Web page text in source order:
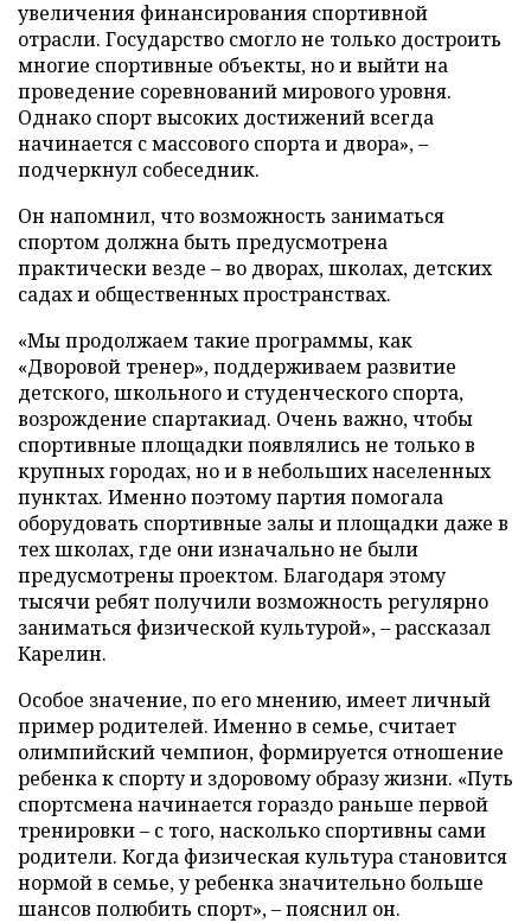
увеличения финансирования спортивной
отрасли. Государство смогло не только достроить
многие спортивные объекты, но и выйти на
проведение соревнований мирового уровня.
Однако спорт высоких достижений всегда
начинается с массового спорта и двора», –
подчеркнул собеседник.
Он напомнил, что возможность заниматься
спортом должна быть предусмотрена
практически везде – во дворах, школах, детских
садах и общественных пространствах.
«Мы продолжаем такие программы, как
«Дворовой тренер», поддерживаем развитие
детского, школьного и студенческого спорта,
возрождение спартакиад. Очень важно, чтобы
спортивные площадки появлялись не только в
крупных городах, но и в небольших населенных
пунктах. Именно поэтому партия помогала
оборудовать спортивные залы и площадки даже в
тех школах, где они изначально не были
предусмотрены проектом. Благодаря этому
тысячи ребят получили возможность регулярно
заниматься физической культурой», – рассказал
Карелин.
Особое значение, по его мнению, имеет личный
пример родителей. Именно в семье, считает
олимпийский чемпион, формируется отношение
ребенка к спорту и здоровому образу жизни. «Путь
спортсмена начинается гораздо раньше первой
тренировки – с того, насколько спортивны сами
родители. Когда физическая культура становится
нормой в семье, у ребенка значительно больше
шансов полюбить спорт», – пояснил он.